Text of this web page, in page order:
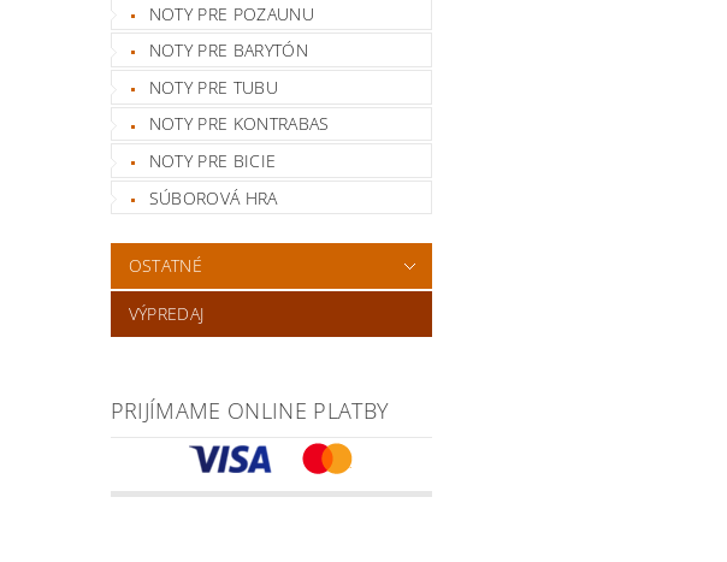
NOTY PRE POZAUNU
NOTY PRE BARYTÓN
NOTY PRE TUBU
NOTY PRE KONTRABAS
NOTY PRE BICIE
SÚBOROVÁ HRA
OSTATNÉ
VÝPREDAJ
PRIJÍMAME ONLINE PLATBY